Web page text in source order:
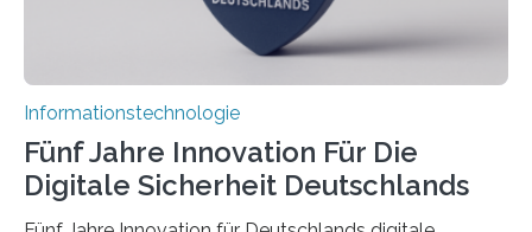
Informationstechnologie
Fünf Jahre Innovation Für Die
Digitale Sicherheit Deutschlands